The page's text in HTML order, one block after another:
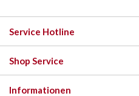
Service Hotline
Shop Service
Informationen